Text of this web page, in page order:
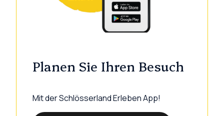
Planen Sie Ihren Besuch
Mit der Schlösserland Erleben App!